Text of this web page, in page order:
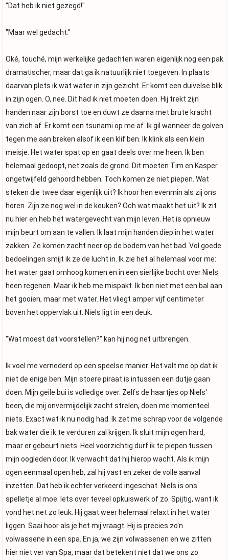
"Dat heb ik niet gezegd!"
"Maar wel gedacht."
Oké, touché, mijn werkelijke gedachten waren eigenlijk nog een pak
dramatischer, maar dat ga ik natuurlijk niet toegeven. In plaats
daarvan plets ik wat water in zijn gezicht. Er komt een duivelse blik
in zijn ogen. O, nee. Dit had ik niet moeten doen. Hij trekt zijn
handen naar zijn borst toe en duwt ze daarna met brute kracht
van zich af. Er komt een tsunami op me af. Ik gil wanneer de golven
tegen me aan breken alsof ik een klif ben. Ik klink als een klein
meisje. Het water spat op en gaat deels over me heen. Ik ben
helemaal gedoopt, net zoals de grond. Dit moeten Tim en Kasper
ongetwijfeld gehoord hebben. Toch komen ze niet piepen. Wat
steken die twee daar eigenlijk uit? Ik hoor hen evenmin als zij ons
horen. Zijn ze nog wel in de keuken? Och wat maakt het uit? Ik zit
nu hier en heb het watergevecht van mijn leven. Het is opnieuw
mijn beurt om aan te vallen. Ik laat mijn handen diep in het water
zakken. Ze komen zacht neer op de bodem van het bad. Vol goede
bedoelingen smijt ik ze de lucht in. Ik zie het al helemaal voor me:
het water gaat omhoog komen en in een sierlijke bocht over Niels
heen regenen. Maar ik heb me mispakt. Ik ben niet met een bal aan
het gooien, maar met water. Het vliegt amper vijf centimeter
boven het oppervlak uit. Niels ligt in een deuk.
"Wat moest dat voorstellen?" kan hij nog net uitbrengen.
Ik voel me vernederd op een speelse manier. Het valt me op dat ik
niet de enige ben. Mijn stoere piraat is intussen een dutje gaan
doen. Mijn geile bui is volledige over. Zelfs de haartjes op Niels'
been, die mij onvermijdelijk zacht strelen, doen me momenteel
niets. Exact wat ik nu nodig had. Ik zet me schrap voor de volgende
bak water die ik te verduren zal krijgen. Ik sluit mijn ogen hard,
maar er gebeurt niets. Heel voorzichtig durf ik te piepen tussen
mijn oogleden door. Ik verwacht dat hij hierop wacht. Als ik mijn
ogen eenmaal open heb, zal hij vast en zeker de volle aanval
inzetten. Dat heb ik echter verkeerd ingeschat. Niels is ons
spelletje al moe. Iets over teveel opkuiswerk of zo. Spijtig, want ik
vond het net zo leuk. Hij gaat weer helemaal relaxt in het water
liggen. Saai hoor als je het mij vraagt. Hij is precies zo'n
volwassene in een spa. En ja, we zijn volwassenen en we zitten
hier niet ver van Spa, maar dat betekent niet dat we ons zo